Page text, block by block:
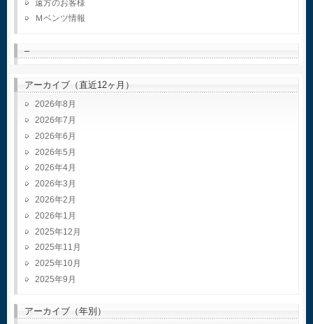
遠方のお客様
Ｍベンツ情報
–
アーカイブ（直近12ヶ月）
2026年8月
2026年7月
2026年6月
2026年5月
2026年4月
2026年3月
2026年2月
2026年1月
2025年12月
2025年11月
2025年10月
2025年9月
アーカイブ（年別）